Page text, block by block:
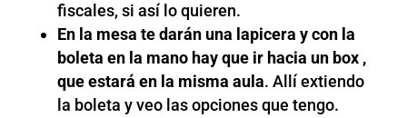
fiscales, si así lo quieren.
En la mesa te darán una lapicera y con la
boleta en la mano hay que ir hacia un box ,
que estará en la misma aula. Allí extiendo
la boleta y veo las opciones que tengo.